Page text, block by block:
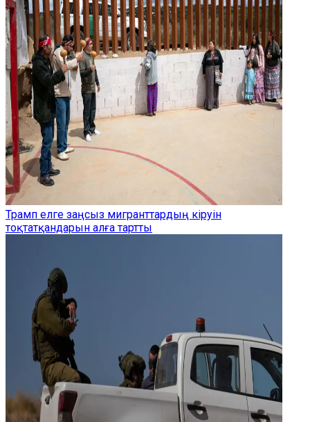
Трамп елге заңсыз мигранттардың кіруін
тоқтатқандарын алға тартты